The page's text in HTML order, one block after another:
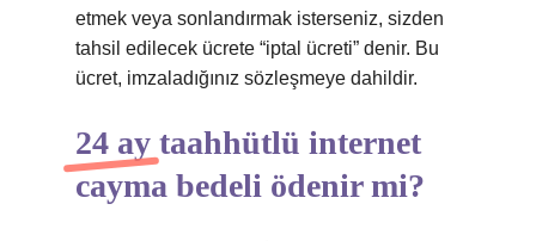
etmek veya sonlandırmak isterseniz, sizden
tahsil edilecek ücrete “iptal ücreti” denir. Bu
ücret, imzaladığınız sözleşmeye dahildir.
24 ay taahhütlü internet
cayma bedeli ödenir mi?